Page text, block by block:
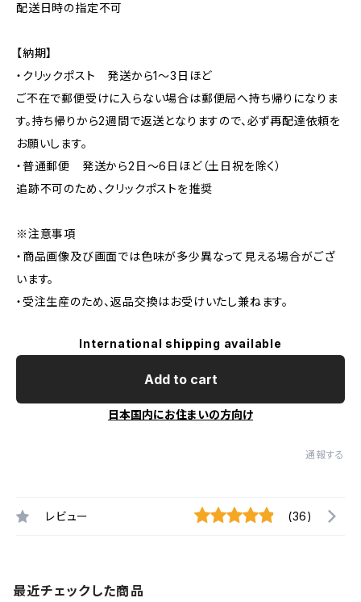
配送日時の指定不可
【納期】
・クリックポスト 発送から1〜3日ほど
ご不在で郵便受けに入らない場合は郵便局へ持ち帰りになりま
す。持ち帰りから2週間で返送となりますので、必ず再配達依頼を
お願いします。
・普通郵便 発送から2日〜6日ほど（土日祝を除く）
追跡不可のため、クリックポストを推奨
※注意事項
・商品画像及び画面では色味が多少異なって見える場合がござ
います。
・受注生産のため、返品交換はお受けいたし兼ねます。
International shipping available
Add to cart
日本国内にお住まいの方向け
通報する
レビュー (36)
最近チェックした商品